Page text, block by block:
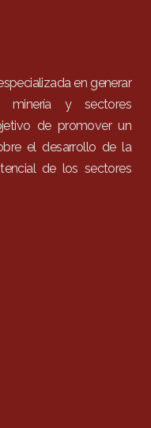
en generar
minería y sectores
de promover un
el desarrollo de la
de los sectores